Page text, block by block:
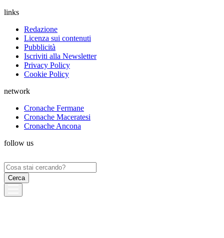
links
Redazione
Licenza sui contenuti
Pubblicità
Iscriviti alla Newsletter
Privacy Policy
Cookie Policy
network
Cronache Fermane
Cronache Maceratesi
Cronache Ancona
follow us
Ricerca
per: